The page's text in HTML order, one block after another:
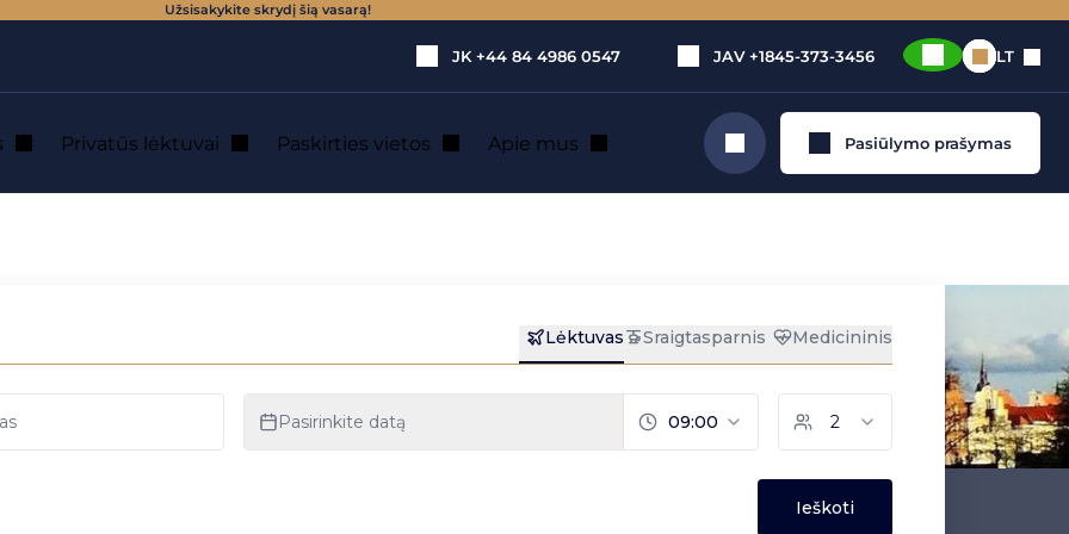
Užsisakykite skrydį šią vasarą!
JK +44 84 4986 0547 JAV +1845-373-3456 LT
Privatūs lėktuvai Paskirties vietos Apie mus Ieškoti Pasiūlymo prašymas